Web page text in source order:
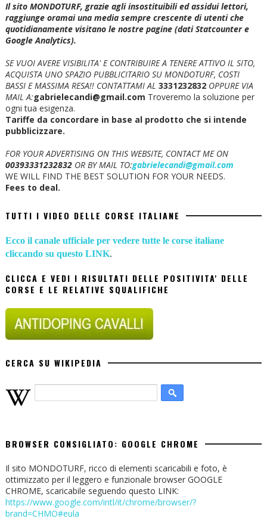
Il sito MONDOTURF, grazie agli insostituibili ed assidui lettori,
raggiunge oramai una media sempre crescente di utenti che
quotidianamente visitano le nostre pagine (dati Statcounter e
Google Analytics).
SE VUOI AVERE VISIBILITA' E CONTRIBUIRE A TENERE ATTIVO IL SITO,
ACQUISTA UNO SPAZIO PUBBLICITARIO SU MONDOTURF, COSTI
BASSI E MASSIMA RESA!! CONTATTAMI AL 3331232832 OPPURE VIA
MAIL A:gabrielecandi@gmail.com Troveremo la soluzione per
ogni tua esigenza.
Tariffe da concordare in base al prodotto che si intende
pubblicizzare.
FOR YOUR ADVERTISING ON THIS WEBSITE, CONTACT ME ON
00393331232832OR BY MAIL TO:gabrielecandi@gmail.com
WE WILL FIND THE BEST SOLUTION FOR YOUR NEEDS.
Fees to deal.
TUTTI I VIDEO DELLE CORSE ITALIANE
Ecco il canale ufficiale per vedere tutte le corse italiane
cliccando su questo LINK.
CLICCA E VEDI I RISULTATI DELLE POSITIVITA' DELLE
CORSE E LE RELATIVE SQUALIFICHE
CERCA SU WIKIPEDIA
BROWSER CONSIGLIATO: GOOGLE CHROME
Il sito MONDOTURF, ricco di elementi scaricabili e foto, è
ottimizzato per il leggero e funzionale browser GOOGLE
CHROME, scaricabile seguendo questo LINK:
https://www.google.com/intl/it/chrome/browser/?
brand=CHMO#eula